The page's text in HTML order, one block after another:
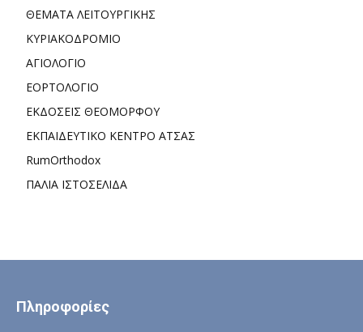
ΘΕΜΑΤΑ ΛΕΙΤΟΥΡΓΙΚΗΣ
ΚΥΡΙΑΚΟΔΡΟΜΙΟ
ΑΓΙΟΛΟΓΙΟ
ΕΟΡΤΟΛΟΓΙΟ
ΕΚΔΟΣΕΙΣ ΘΕΟΜΟΡΦΟΥ
ΕΚΠΑΙΔΕΥΤΙΚΟ ΚΕΝΤΡΟ ΑΤΣΑΣ
RumOrthodox
ΠΑΛΙΑ ΙΣΤΟΣΕΛΙΔΑ
Πληροφορίες